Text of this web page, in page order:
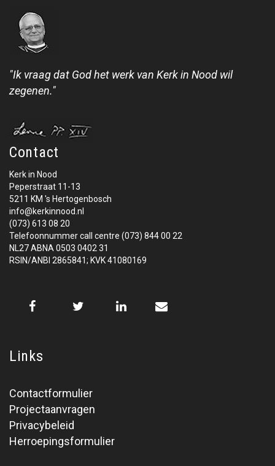
"Ik vraag dat God het werk van Kerk in Nood wil
zegenen."
Contact
Kerk in Nood
Peperstraat 11-13
5211 KM 's Hertogenbosch
info@kerkinnood.nl
(073) 613 08 20
Telefoonnummer call centre (073) 844 00 22
NL27 ABNA 0503 0402 31
RSIN/ANBI 2865841; KVK 41080169
Links
Contactformulier
Projectaanvragen
Privacybeleid
Herroepingsformulier